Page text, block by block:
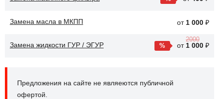
Замена масла в МКПП от 1 000 ₽
Замена жидкости ГУР / ЭГУР от
2000
1 000 ₽
Предложения на сайте не являеются публичной
офертой.